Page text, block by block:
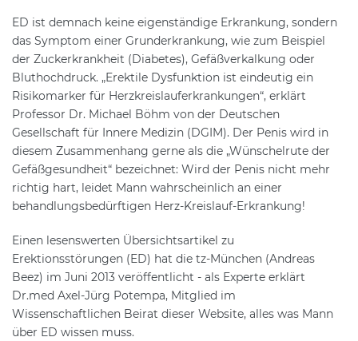
ED ist demnach keine eigenständige Erkrankung, sondern
das Symptom einer Grunderkrankung, wie zum Beispiel
der Zuckerkrankheit (Diabetes), Gefäßverkalkung oder
Bluthochdruck. „Erektile Dysfunktion ist eindeutig ein
Risikomarker für Herzkreislauferkrankungen“, erklärt
Professor Dr. Michael Böhm von der Deutschen
Gesellschaft für Innere Medizin (DGIM). Der Penis wird in
diesem Zusammenhang gerne als die „Wünschelrute der
Gefäßgesundheit“ bezeichnet: Wird der Penis nicht mehr
richtig hart, leidet Mann wahrscheinlich an einer
behandlungsbedürftigen Herz-Kreislauf-Erkrankung!
Einen lesenswerten Übersichtsartikel zu
Erektionsstörungen (ED) hat die tz-München (Andreas
Beez) im Juni 2013 veröffentlicht - als Experte erklärt
Dr.med Axel-Jürg Potempa, Mitglied im
Wissenschaftlichen Beirat dieser Website, alles was Mann
über ED wissen muss.